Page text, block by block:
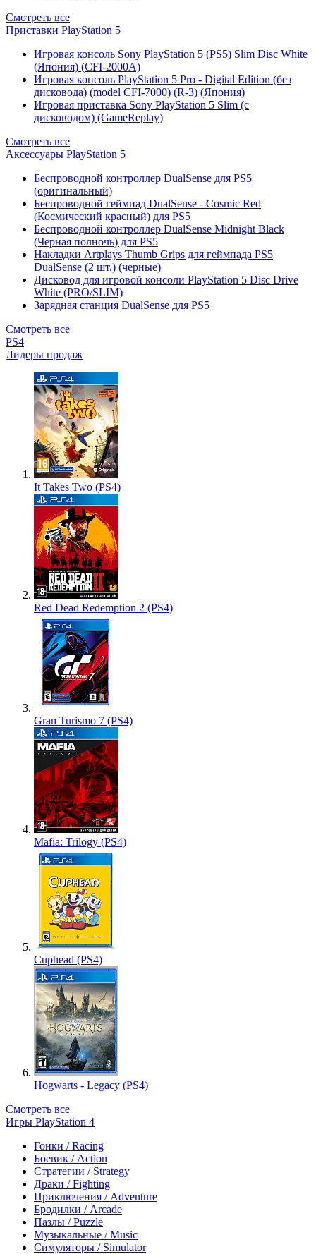
Смотреть все
Приставки PlayStation 5
Игровая консоль Sony PlayStation 5 (PS5) Slim Disc White
(Япония) (CFI-2000A)
Игровая консоль PlayStation 5 Pro - Digital Edition (без
дисковода) (model CFI-7000) (R-3) (Япония)
Игровая приставка Sony PlayStation 5 Slim (с
дисководом) (GameReplay)
Смотреть все
Аксессуары PlayStation 5
Беспроводной контроллер DualSense для PS5
(оригинальный)
Беспроводной геймпад DualSense - Cosmic Red
(Космический красный) для PS5
Беспроводной контроллер DualSense Midnight Black
(Черная полночь) для PS5
Накладки Artplays Thumb Grips для геймпада PS5
DualSense (2 шт.) (черные)
Дисковод для игровой консоли PlayStation 5 Disc Drive
White (PRO/SLIM)
Зарядная станция DualSense для PS5
Смотреть все
PS4
Лидеры продаж
It Takes Two (PS4)
Red Dead Redemption 2 (PS4)
Gran Turismo 7 (PS4)
Mafia: Trilogy (PS4)
Cuphead (PS4)
Hogwarts - Legacy (PS4)
Смотреть все
Игры PlayStation 4
Гонки / Racing
Боевик / Action
Стратегии / Strategy
Драки / Fighting
Приключения / Adventure
Бродилки / Arcade
Пазлы / Puzzle
Музыкальные / Music
Симуляторы / Simulator